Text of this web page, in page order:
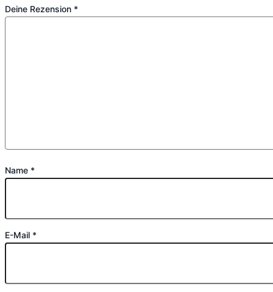
Deine Rezension *
Name *
E-Mail *